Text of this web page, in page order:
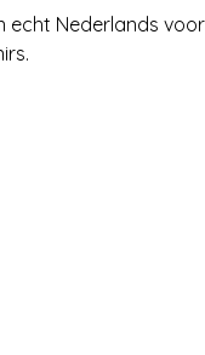
Nederlands